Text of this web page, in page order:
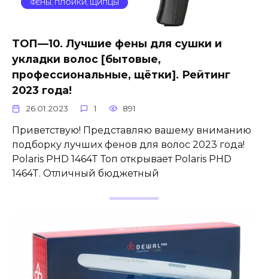
ФЕНЫ, ПЛОЙКИ, ЩИПЦЫ
ТОП—10. Лучшие фены для сушки и
укладки волос [бытовые,
профессиональные, щётки]. Рейтинг
2023 года!
26.01.2023 1 891
Приветствую! Представляю вашему вниманию
подборку лучших фенов для волос 2023 года!
Polaris PHD 1464T Топ открывает Polaris PHD
1464T. Отличный бюджетный